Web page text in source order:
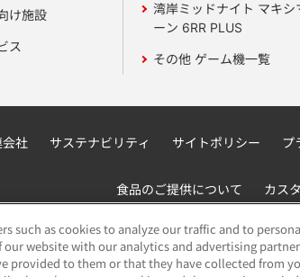
け施設
ス
湾岸ミッドナイト マキシ
ーン 6RR PLUS
その他 ゲーム機一覧
会社 サステナビリティ サイトポリシー プ
食品のご提供について カス
such as cookies to analyze our traffic and to
website with our analytics and advertising
provided to them or that they have collected from